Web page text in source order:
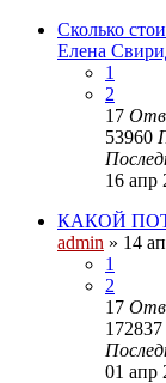
Сколько
Елена
1
2
17
53960
16 апр
КАКОЙ
admin » 14
1
2
17
172837
01 апр